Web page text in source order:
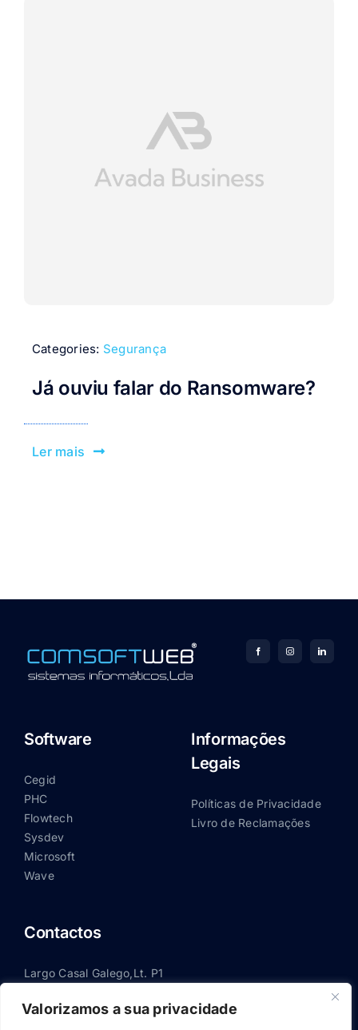
Valorizamos a sua privacidade
Categories: Segurança
Já ouviu falar do Ransomware?
Ler mais
Software
Cegid
PHC
Flowtech
Sysdev
Microsoft
Wave
Informações
Legais
Políticas de Privacidade
Livro de Reclamações
Contactos
Largo Casal Galego,Lt. P1
236 210 600(chamada para rede fixa nacional)